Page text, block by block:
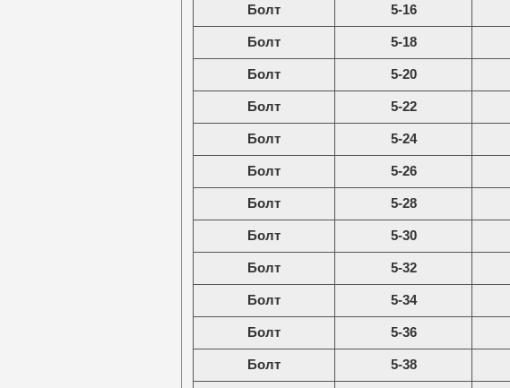
Болт 5-16
Болт 5-18
Болт 5-20
Болт 5-22
Болт 5-24
Болт 5-26
Болт 5-28
Болт 5-30
Болт 5-32
Болт 5-34
Болт 5-36
Болт 5-38